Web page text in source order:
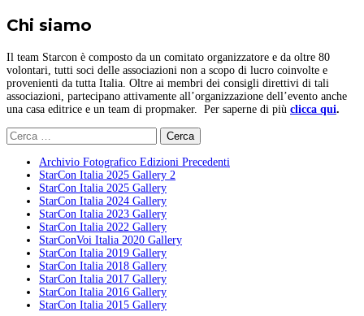
Chi siamo
Il team Starcon è composto da un comitato organizzatore e da oltre 80
volontari, tutti soci delle associazioni non a scopo di lucro coinvolte e
provenienti da tutta Italia. Oltre ai membri dei consigli direttivi di tali
associazioni, partecipano attivamente all’organizzazione dell’evento anche
una casa editrice e un team di propmaker. Per saperne di più clicca qui.
Ricerca
per:
Archivio Fotografico Edizioni Precedenti
StarCon Italia 2025 Gallery 2
StarCon Italia 2025 Gallery
StarCon Italia 2024 Gallery
StarCon Italia 2023 Gallery
StarCon Italia 2022 Gallery
StarConVoi Italia 2020 Gallery
StarCon Italia 2019 Gallery
StarCon Italia 2018 Gallery
StarCon Italia 2017 Gallery
StarCon Italia 2016 Gallery
StarCon Italia 2015 Gallery